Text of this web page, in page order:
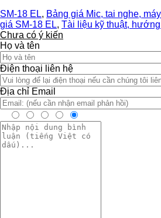
SM-18 EL, Bảng giá Mic, tai nghe,
giá SM-18 EL, Tài liệu kỹ thuật,
Chưa có ý kiến
Họ và tên
Điện thoại liên hệ
Địa chỉ Email